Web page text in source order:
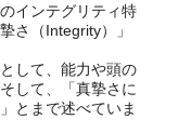
インテグリティ特
さ（Integrity）」
して、能力や頭の
して、「真摯さに
とまで述べていま